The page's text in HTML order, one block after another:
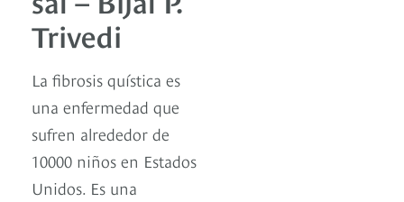
Trivedi
La fibrosis quística es
una enfermedad que
sufren alrededor de
10000 niños en Estados
Unidos. Es una